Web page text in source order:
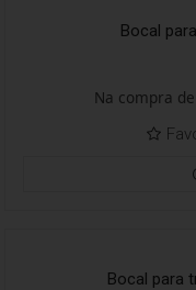
Bocal
Na compra
Bocal para